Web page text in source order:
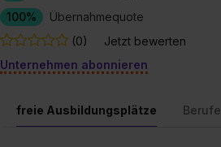
100%
Übernahmequote
(0)
Jetzt bewerten
Unternehmen abonnieren
freie Ausbildungsplätze Berufe